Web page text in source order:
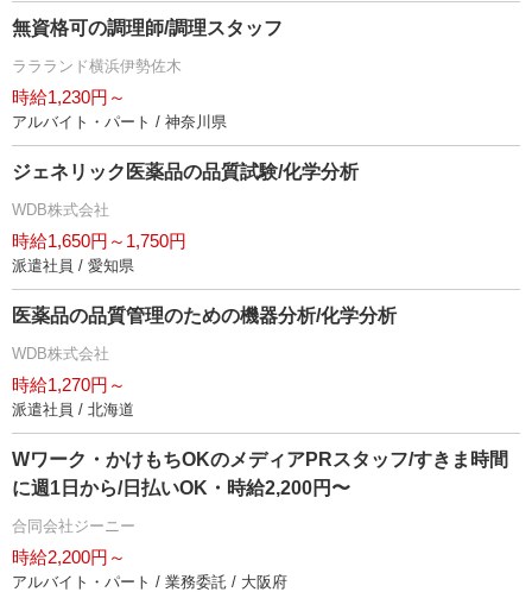
無資格可の調理師/調理スタッフ
ララランド横浜伊勢佐木
時給1,230円～
アルバイト・パート / 神奈川県
ジェネリック医薬品の品質試験/化学分析
WDB株式会社
時給1,650円～1,750円
派遣社員 / 愛知県
医薬品の品質管理のための機器分析/化学分析
WDB株式会社
時給1,270円～
派遣社員 / 北海道
Wワーク・かけもちOKのメディアPRスタッフ/すきま時間
に週1日から/日払いOK・時給2,200円〜
合同会社ジーニー
時給2,200円～
アルバイト・パート / 業務委託 / 大阪府